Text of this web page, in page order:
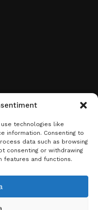
technologies like
information. Consenting to
data such as browsing
consenting or withdrawing
features and functions.
por